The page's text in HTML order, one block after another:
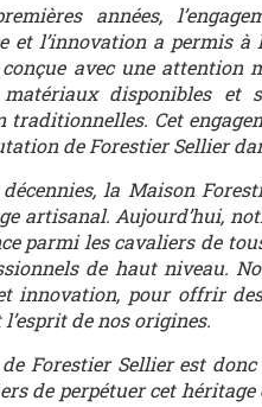
années,
et l’innovation a permis
avec une attention
disponibles et
traditionnelles. Cet
de Forestier Sellier
la Maison
artisanal. Aujourd’hui,
parmi les cavaliers de
de haut niveau.
innovation, pour offrir
de nos origines.
de Forestier Sellier est
de perpétuer cet